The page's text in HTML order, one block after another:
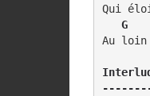
Qui
G
Au loin